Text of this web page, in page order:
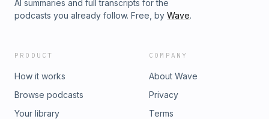
AI summaries and full transcripts for the
podcasts you already follow. Free, by Wave.
PRODUCT
How it works
Browse podcasts
Your library
COMPANY
About Wave
Privacy
Terms